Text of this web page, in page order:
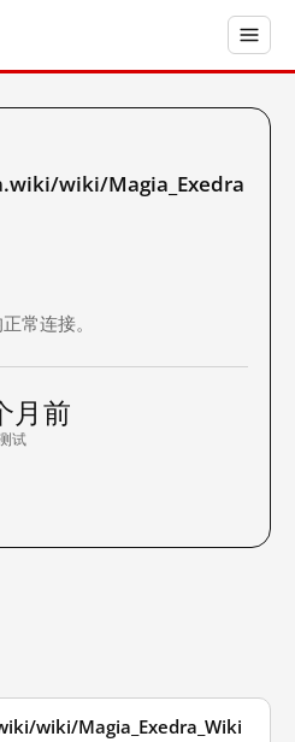
wiki/Magia_Exedra
常连接。
月前
试
wiki/Magia_Exedra_Wiki